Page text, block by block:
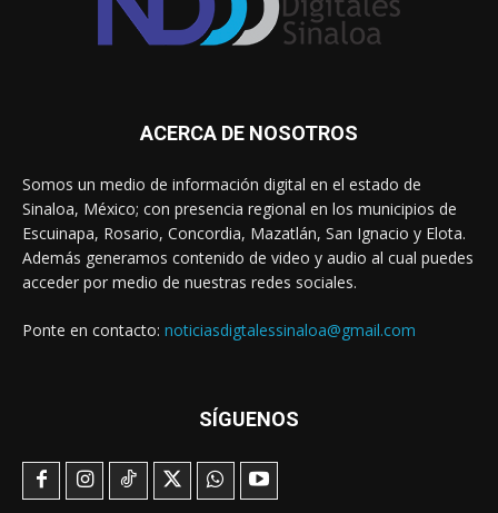
ACERCA DE NOSOTROS
Somos un medio de información digital en el estado de
Sinaloa, México; con presencia regional en los municipios de
Escuinapa, Rosario, Concordia, Mazatlán, San Ignacio y Elota.
Además generamos contenido de video y audio al cual puedes
acceder por medio de nuestras redes sociales.
Ponte en contacto: noticiasdigtalessinaloa@gmail.com
SÍGUENOS